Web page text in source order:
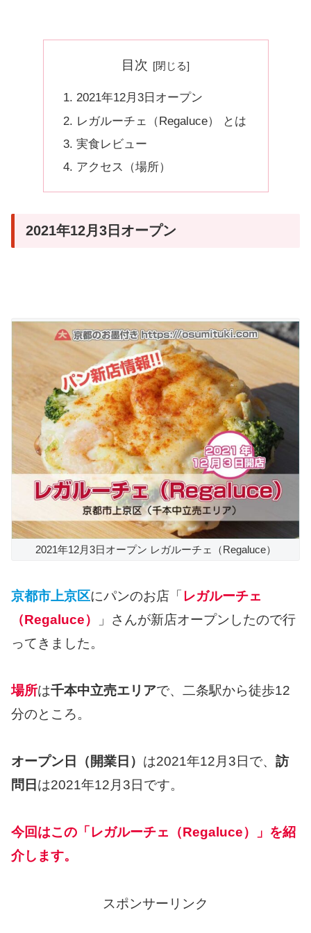
目次
2021年12月3日オープン
レガルーチェ（Regaluce） とは
実食レビュー
アクセス（場所）
2021年12月3日オープン
2021年12月3日オープン レガルーチェ（Regaluce）
京都市上京区にパンのお店「 レガルーチェ
（Regaluce）
」さんが新店オープンしたので行
ってきました。
場所は千本中立売エリアで、二条駅から徒歩12
分のところ。
オープン日（開業日） は2021年12月3日で、 訪
問日 は2021年12月3日です。
今回はこの「レガルーチェ（Regaluce）」を紹
介します。
スポンサーリンク